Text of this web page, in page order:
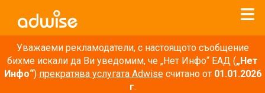
Уважаеми рекламодатели, с настоящото съобщение
бихме искали да Ви уведомим, че „Нет Инфо“ ЕАД („Нет
Инфо“) прекратява услугата Adwiseсчитано от 01.01.2026
г.